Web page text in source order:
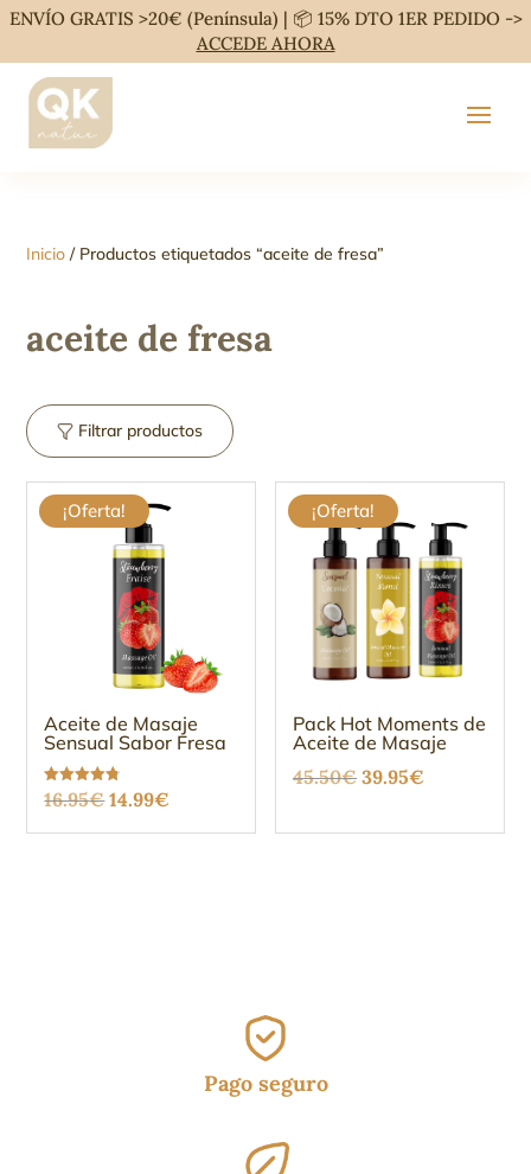
ENVÍO GRATIS >20€ (Península) | 📦 15% DTO 1ER PEDIDO ->
ACCEDE AHORA
Inicio / Productos etiquetados “aceite de fresa”
aceite de fresa
Filtrar productos
¡Oferta!
Aceite de Masaje
Sensual Sabor Fresa
Valorado
con
de 5
16.95€El
precio
14.99€
precio
¡Oferta!
Pack Hot Moments de
Aceite de Masaje
45.50€ El
original
39.95€
actual
Pago seguro